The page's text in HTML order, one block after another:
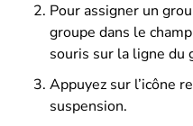
Pour assigner un
groupe dans le
souris sur la ligne du
Appuyez sur l’icône
suspension.